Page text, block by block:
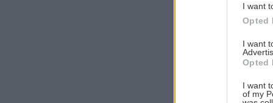
I want
Opted
I want
Opted
I want
of my